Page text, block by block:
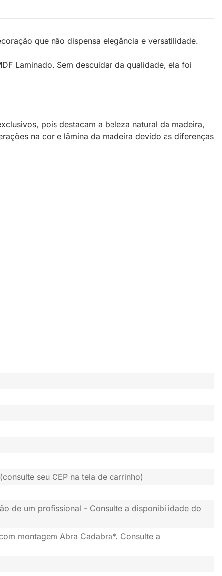
que não dispensa elegância e versatilidade.
Laminado. Sem descuidar da qualidade, ela foi
pois destacam a beleza natural da madeira,
na cor e lâmina da madeira devido as diferenças
seu CEP na tela de carrinho)
de um profissional - Consulte a disponibilidade do
montagem Abra Cadabra*. Consulte a